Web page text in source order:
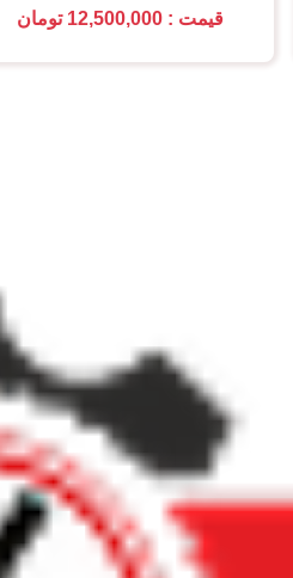
قیمت : 12,500,000 تومان